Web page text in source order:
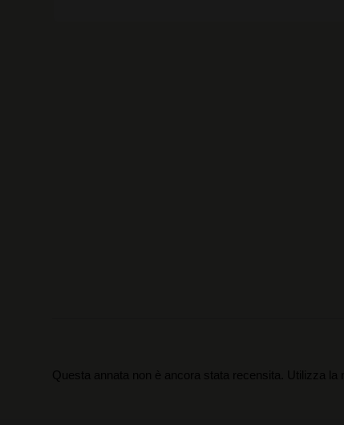
Questa annata non è ancora stata recensita. Utilizza la